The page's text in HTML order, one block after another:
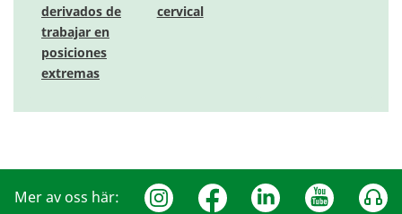
derivados de
trabajar en
posiciones
extremas
cervical
Mer av oss här: